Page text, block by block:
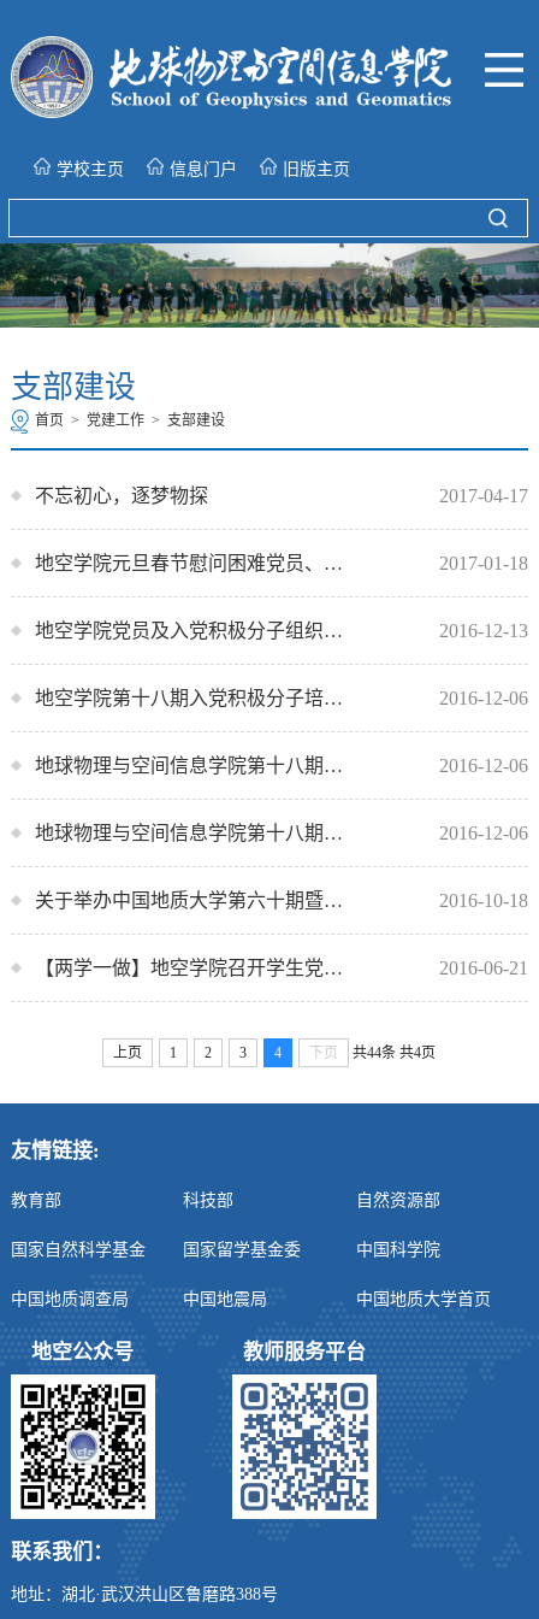
学校主页 信息门户 旧版主页
支部建设
首页 > 党建工作 > 支部建设
不忘初心，逐梦物探 2017-04-17
地空学院元旦春节慰问困难党员、老党员 2017-01-18
地空学院党员及入党积极分子组织参加国家公祭日活动 2016-12-13
地空学院第十八期入党积极分子培训班圆满结束 2016-12-06
地球物理与空间信息学院第十八期课程进行 2016-12-06
地球物理与空间信息学院第十八期入党积极分子培训班开班 2016-12-06
关于举办中国地质大学第六十期暨地空学院分党校第十八期入党积极分子培训班的通知 2016-10-18
【两学一做】地空学院召开学生党员＂两学一做＂学习教育动员大会 2016-06-21
上页 1 2 3 4 下页 共44条 共4页
友情链接:
教育部 科技部 自然资源部
国家自然科学基金 国家留学基金委 中国科学院
中国地质调查局 中国地震局 中国地质大学首页
地空公众号 教师服务平台
联系我们：
地址：湖北·武汉洪山区鲁磨路388号